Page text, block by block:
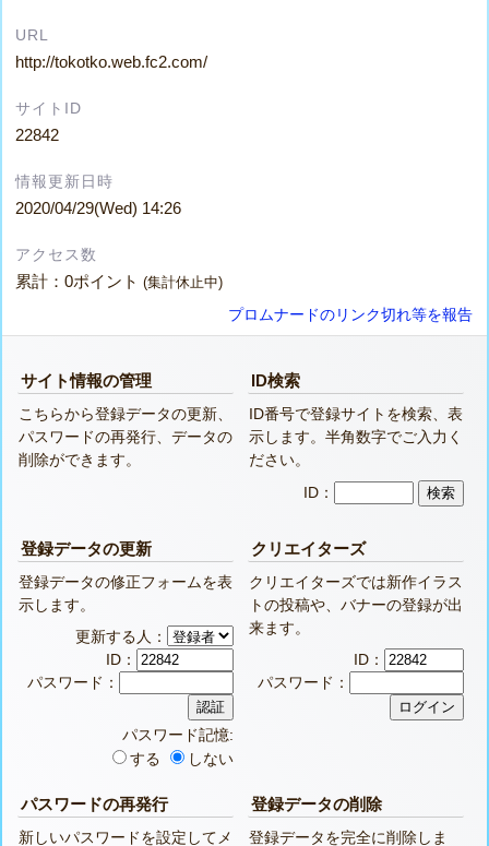
URL
http://tokotko.web.fc2.com/
サイトID
22842
情報更新日時
2020/04/29(Wed) 14:26
アクセス数
累計：0ポイント(集計休止中)
プロムナードのリンク切れ等を報告
サイト情報の管理
こちらから登録データの更新、
パスワードの再発行、データの
削除ができます。
ID検索
ID番号で登録サイトを検索、表
示します。半角数字でご入力く
ださい。
ID：
登録データの更新
登録データの修正フォームを表
示します。
更新する人：
ID：
パスワード：
パスワード記憶:
する
しない
クリエイターズ
クリエイターズでは新作イラス
トの投稿や、バナーの登録が出
来ます。
ID：
パスワード：
パスワードの再発行
新しいパスワードを設定してメ
登録データの削除
登録データを完全に削除しま